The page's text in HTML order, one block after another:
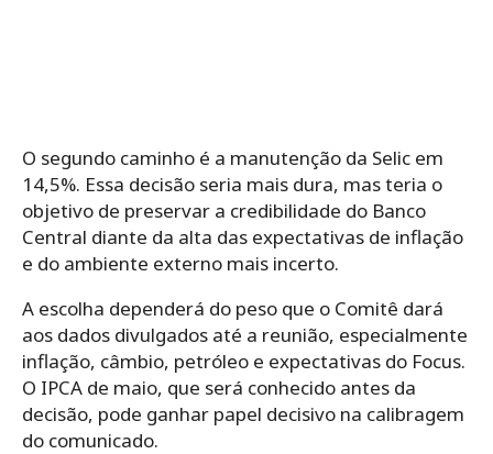
O segundo caminho é a manutenção da Selic em
14,5%. Essa decisão seria mais dura, mas teria o
objetivo de preservar a credibilidade do Banco
Central diante da alta das expectativas de inflação
e do ambiente externo mais incerto.
A escolha dependerá do peso que o Comitê dará
aos dados divulgados até a reunião, especialmente
inflação, câmbio, petróleo e expectativas do Focus.
O IPCA de maio, que será conhecido antes da
decisão, pode ganhar papel decisivo na calibragem
do comunicado.